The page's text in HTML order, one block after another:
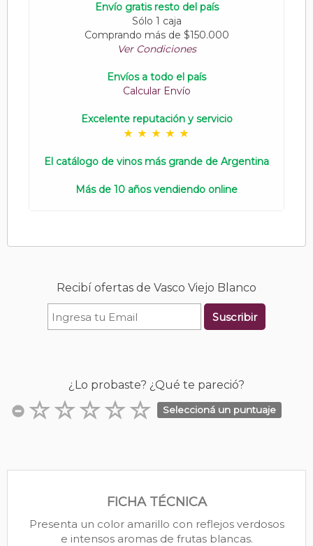
Envío gratis resto del país
Sólo 1 caja
Comprando más de $150.000
Ver Condiciones
Envíos a todo el país
Calcular Envío
Excelente reputación y servicio
El catálogo de vinos más grande de Argentina
Más de 10 años vendiendo online
Recibí ofertas de Vasco Viejo Blanco
Suscribir
¿Lo probaste? ¿Qué te pareció?
Seleccioná un puntuaje
FICHA TÉCNICA
Presenta un color amarillo con reflejos verdosos
e intensos aromas de frutas blancas.